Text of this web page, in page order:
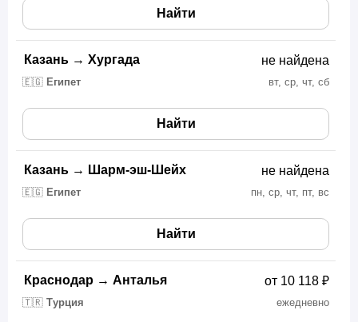
Найти
Казань → Хургада
🇪🇬 Египет вт, ср, чт, сб
не найдена
Найти
Казань → Шарм-эш-Шейх
🇪🇬 Египет пн, ср, чт, пт, вс
не найдена
Найти
Краснодар → Анталья
🇹🇷 Турция ежедневно
от 10 118 ₽